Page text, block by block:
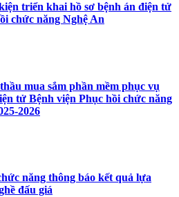
triển khai hồ sơ bệnh án điện tử
chức năng Nghệ An
mua sắm phần mềm phục vụ
tử Bệnh viện Phục hồi chức năng
2026
năng thông báo kết quả lựa
đấu giá